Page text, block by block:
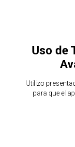
Uso de
Utilizo
para que el